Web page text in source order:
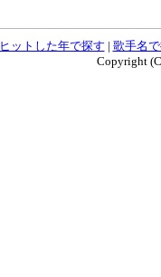
ヒットした年で探す | 歌手名
Copyright